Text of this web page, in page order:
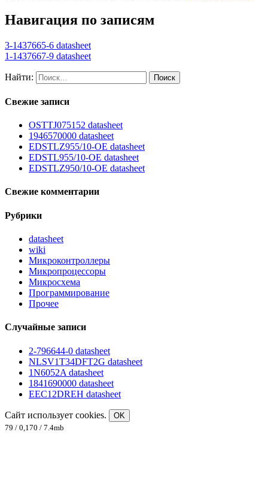
Навигация по записям
3-1437665-6 datasheet
1-1437667-9 datasheet
Найти:
Свежие записи
OSTTJ075152 datasheet
1946570000 datasheet
EDSTLZ955/10-OE datasheet
EDSTL955/10-OE datasheet
EDSTLZ950/10-OE datasheet
Свежие комментарии
Рубрики
datasheet
wiki
Микроконтроллеры
Микропроцессоры
Микросхема
Программирование
Прочее
Случайные записи
2-796644-0 datasheet
NLSV1T34DFT2G datasheet
1N6052A datasheet
1841690000 datasheet
EEC12DREH datasheet
Сайт использует cookies.
OK
79 / 0,170 / 7.4mb